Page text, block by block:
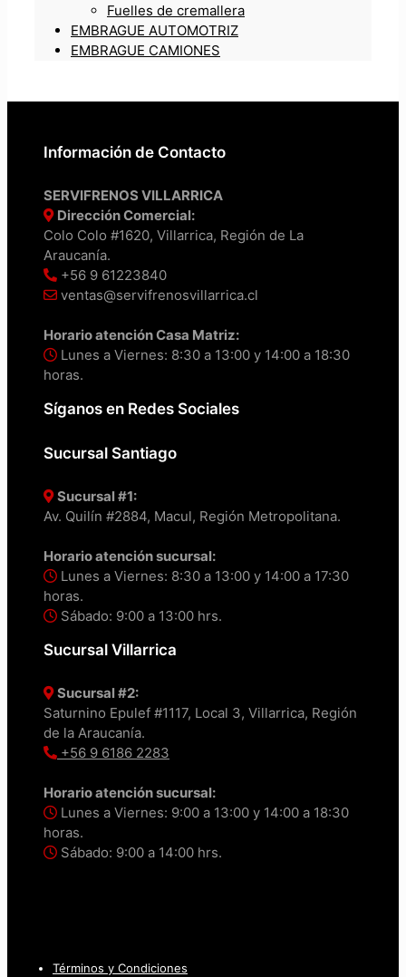
Fuelles de cremallera
EMBRAGUE AUTOMOTRIZ
EMBRAGUE CAMIONES
Información de Contacto
SERVIFRENOS VILLARRICA
Dirección Comercial:
Colo Colo #1620, Villarrica, Región de La
Araucanía.
+56 9 61223840
ventas@servifrenosvillarrica.cl
Horario atención Casa Matriz:
Lunes a Viernes: 8:30 a 13:00 y 14:00 a 18:30
horas.
Síganos en Redes Sociales
Sucursal Santiago
Sucursal #1:
Av. Quilín #2884, Macul, Región Metropolitana.
Horario atención sucursal:
Lunes a Viernes: 8:30 a 13:00 y 14:00 a 17:30
horas.
Sábado: 9:00 a 13:00 hrs.
Sucursal Villarrica
Sucursal #2:
Saturnino Epulef #1117, Local 3, Villarrica, Región
de la Araucanía.
+56 9 6186 2283
Horario atención sucursal:
Lunes a Viernes: 9:00 a 13:00 y 14:00 a 18:30
horas.
Sábado: 9:00 a 14:00 hrs.
Términos y Condiciones